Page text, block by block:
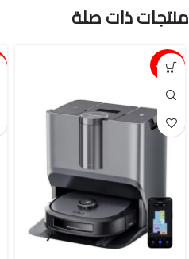
منتجات ذات صلة
15%-